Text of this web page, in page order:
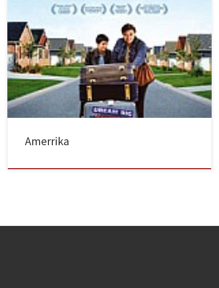
El 15 de Enero se estrenará en toda España: Amerrika, dirigida por
Cherien Dabis .En esta producción tendremos la oportunidad de
conocer la historia de una Madre divorciada: Muna (Nisreen Faour)
y su hijo adolescente Fadi (Melkar Muallen) quienes en busca de
una vida mejor, dejan su natal Palestina para […]
Amerrika